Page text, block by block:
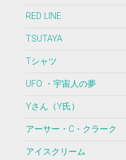
RED LINE
TSUTAYA
Tシャツ
UFO ・宇宙人の夢
Yさん（Y氏）
アーサー・C・クラーク
アイスクリーム